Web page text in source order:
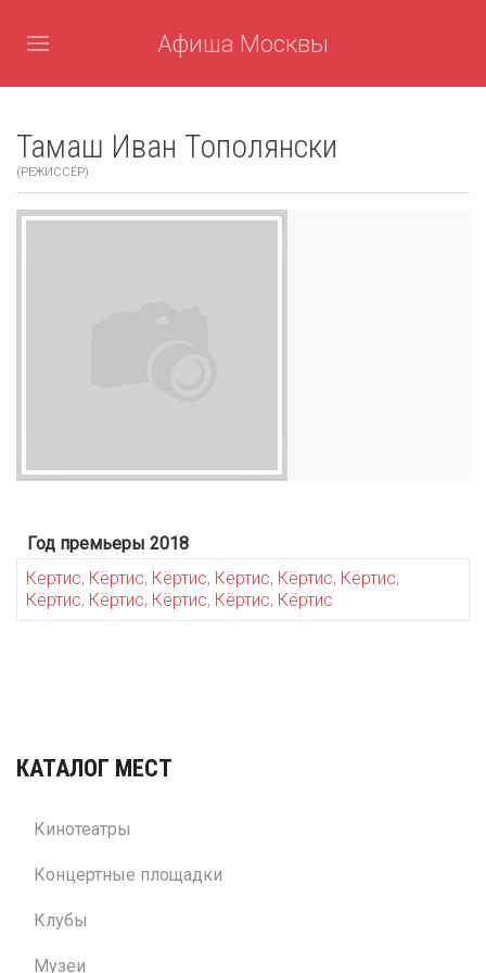
Афиша Москвы
Тамаш Иван Тополянски
(РЕЖИССЁР)
Год премьеры 2018
Кертис, Кёртис, Кёртис, Кёртис, Кёртис, Кёртис,
Кёртис, Кёртис, Кёртис, Кёртис, Кёртис
КАТАЛОГ МЕСТ
Кинотеатры
Концертные площадки
Клубы
Музеи